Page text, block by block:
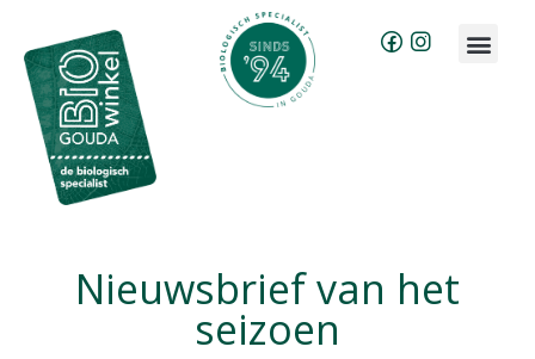
Nieuwsbrief van het
seizoen